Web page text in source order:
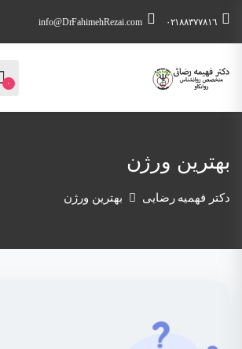
٠٢١٨٨٣٧٧٨١٦ info@DrFahimehRezai.com
۰
بهترین ورژن
دکتر فهمیه رضایی بهترین ورژن